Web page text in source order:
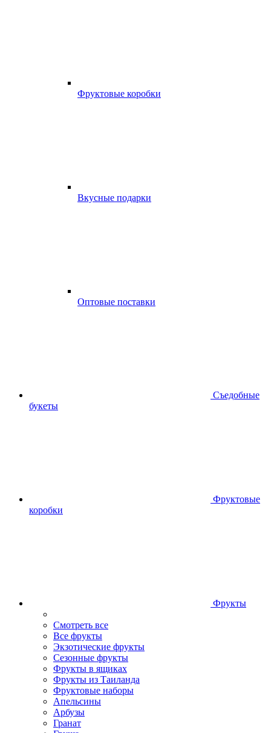
Фруктовые коробки
Вкусные подарки
Оптовые поставки
Съедобные
букеты
Фруктовые
коробки
Фрукты
Смотреть все
Все фрукты
Экзотические фрукты
Сезонные фрукты
Фрукты в ящиках
Фрукты из Таиланда
Фруктовые наборы
Апельсины
Арбузы
Гранат